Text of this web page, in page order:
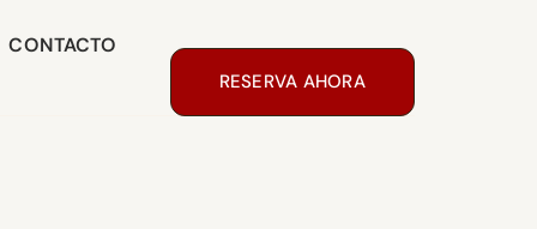
CONTACTO
RESERVA AHORA